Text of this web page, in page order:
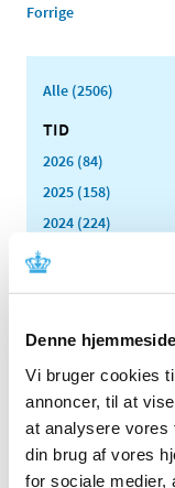
Denne
Vi bruger cookies
annoncer, til at
at analysere vores
din brug af vores
for sociale medier,
Forrige
Alle (2506)
TID
2026 (84)
2025 (158)
2024 (224)
2023 (195)
2020 (263)
december (24)
november (33)
oktober (20)
september (20)